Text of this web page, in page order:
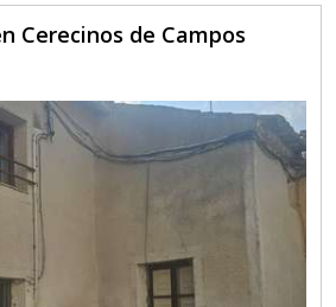
Cerecinos de Campos